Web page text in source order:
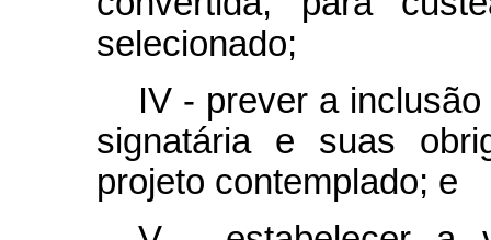
selecionado;
IV - prever a
signatária e suas
projeto contemplado; e